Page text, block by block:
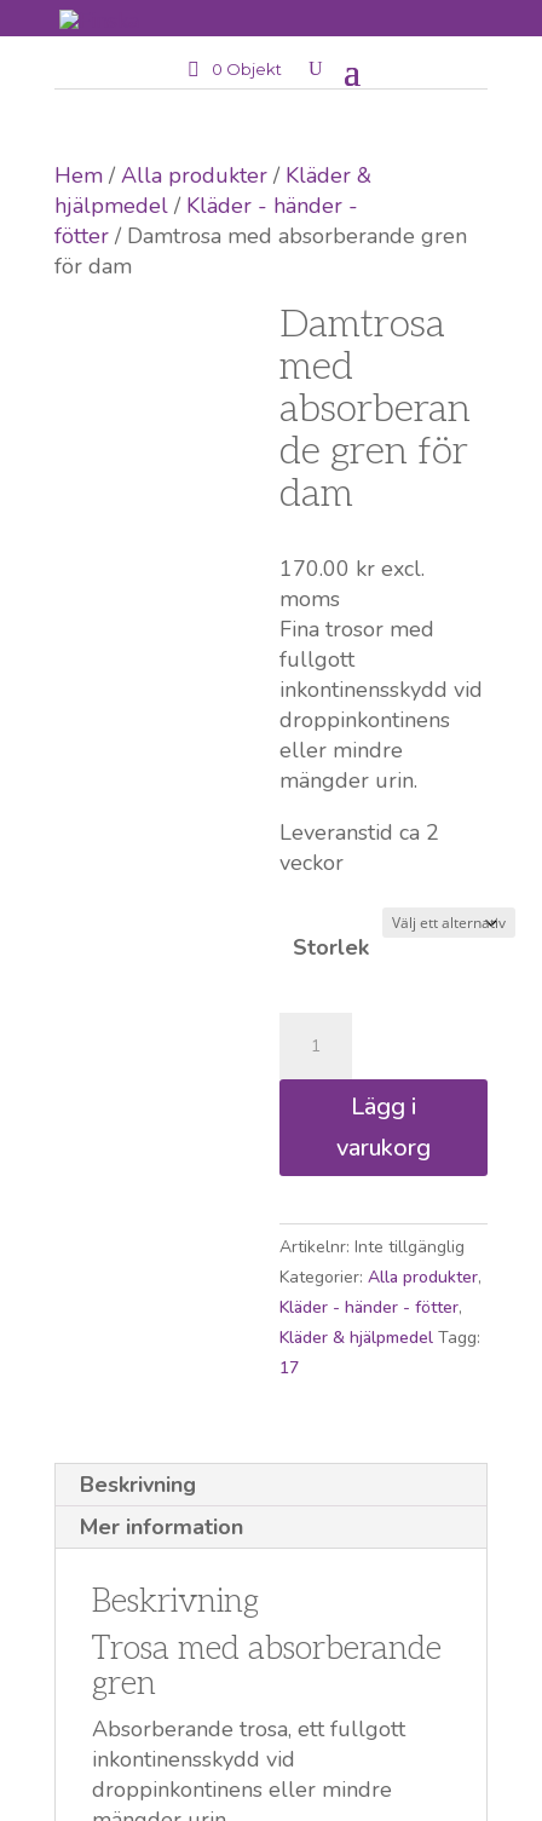
0 Objekt
Hem/Alla produkter/ Kläder &
hjälpmedel/ Kläder - händer -
fötter/ Damtrosa med absorberande gren
för dam
Damtrosa
med
absorberan
de gren för
dam
170.00 kr excl.
moms
Fina trosor med
fullgott
inkontinensskydd vid
droppinkontinens
eller mindre
mängder urin.
Leveranstid ca 2
veckor
Storlek
med
absorberande
dam
Lägg i
varukorg
Artikelnr:Inte tillgänglig
Kategorier:Alla produkter,
Kläder - händer - fötter,
Kläder & hjälpmedel Tagg:
17
Beskrivning
Mer information
Beskrivning
Trosa med absorberande
gren
Absorberande trosa, ett fullgott
inkontinensskydd vid
droppinkontinens eller mindre